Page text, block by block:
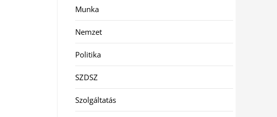
Munka
Nemzet
Politika
SZDSZ
Szolgáltatás